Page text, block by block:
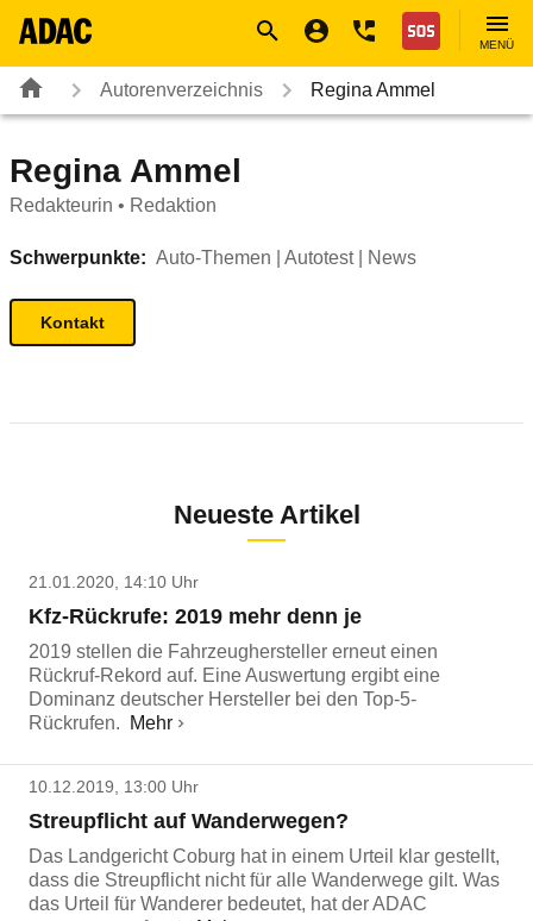
Nothilfe
MENÜ
Autorenverzeichnis Regina Ammel
Regina Ammel
Redakteurin • Redaktion
Schwerpunkte: Auto-Themen | Autotest | News
Kontakt
Neueste Artikel
21.01.2020, 14:10 Uhr
Kfz-Rückrufe: 2019 mehr denn je
2019 stellen die Fahrzeughersteller erneut einen
Rückruf-Rekord auf. Eine Auswertung ergibt eine
Dominanz deutscher Hersteller bei den Top-5-
Rückrufen.
Mehr
10.12.2019, 13:00 Uhr
Streupflicht auf Wanderwegen?
Das Landgericht Coburg hat in einem Urteil klar gestellt,
dass die Streupflicht nicht für alle Wanderwege gilt. Was
das Urteil für Wanderer bedeutet, hat der ADAC